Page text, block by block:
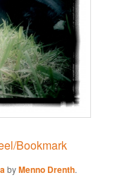
Bookmark
byMenno Drenth.